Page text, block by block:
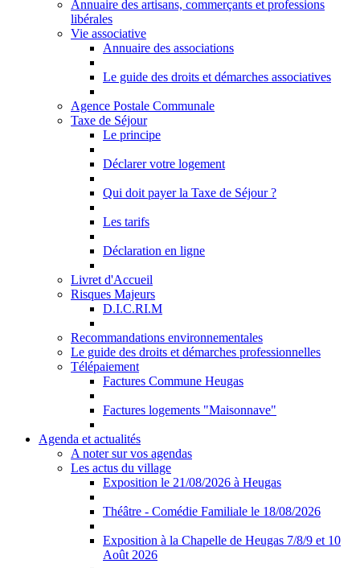
Annuaire des artisans, commerçants et professions
libérales
Vie associative
Annuaire des associations
Le guide des droits et démarches associatives
Agence Postale Communale
Taxe de Séjour
Le principe
Déclarer votre logement
Qui doit payer la Taxe de Séjour ?
Les tarifs
Déclaration en ligne
Livret d'Accueil
Risques Majeurs
D.I.C.RI.M
Recommandations environnementales
Le guide des droits et démarches professionnelles
Télépaiement
Factures Commune Heugas
Factures logements "Maisonnave"
Agenda et actualités
A noter sur vos agendas
Les actus du village
Exposition le 21/08/2026 à Heugas
Théâtre - Comédie Familiale le 18/08/2026
Exposition à la Chapelle de Heugas 7/8/9 et 10
Août 2026